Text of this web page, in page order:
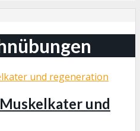
und